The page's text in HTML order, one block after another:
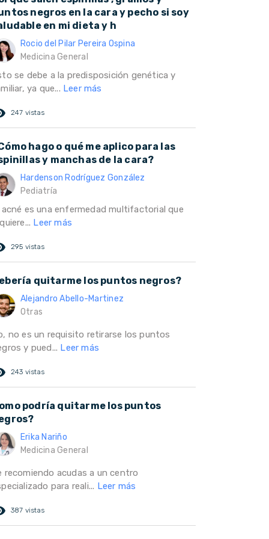
negros en la cara y pecho si soy
en mi dieta y h
Rocio del Pilar Pereira Ospina
Medicina General
se debe a la predisposición genética y
ya que... Leer más
247 vistas
hago o qué me aplico para las
y manchas de la cara?
Hardenson Rodríguez González
Pediatría
acné es una enfermedad multifactorial que
Leer más
295 vistas
quitarme los puntos negros?
Alejandro Abello-Martinez
Otras
no es un requisito retirarse los puntos
y pued... Leer más
243 vistas
podría quitarme los puntos
Erika Nariño
Medicina General
recomiendo acudas a un centro
para reali... Leer más
387 vistas